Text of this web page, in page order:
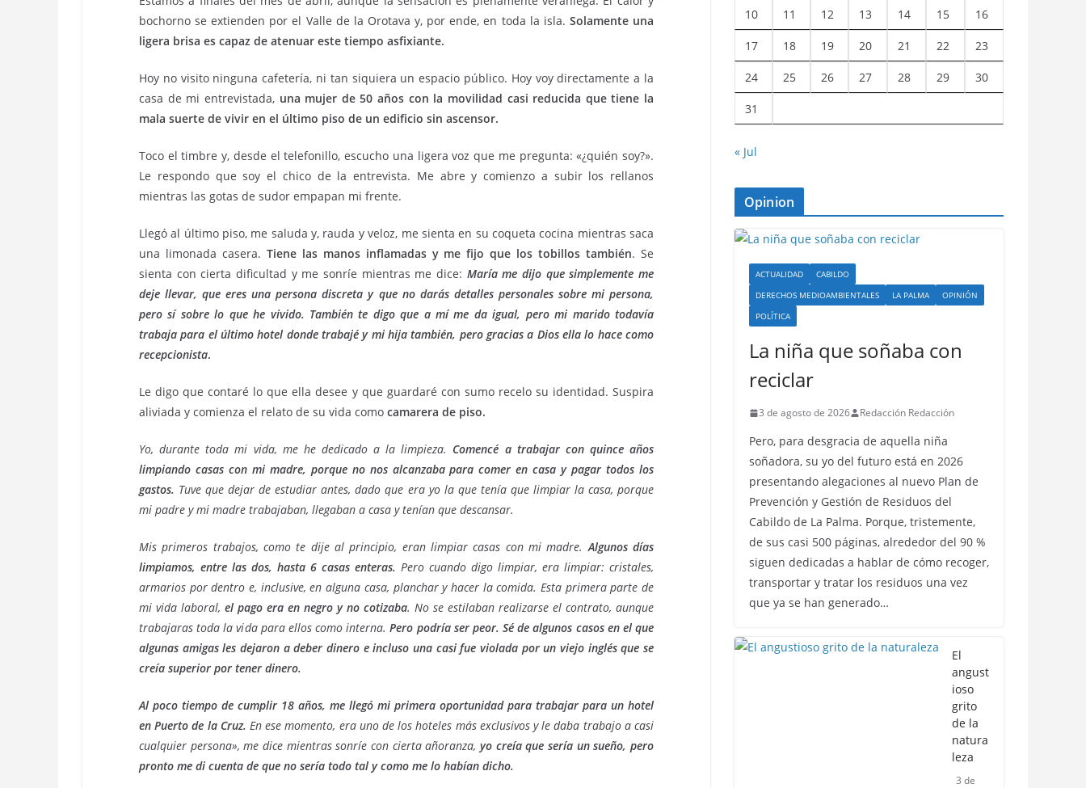
bochorno se extienden por el Valle de la Orotava y, por ende, en toda la isla. Solamente una
ligera brisa es capaz de atenuar este tiempo asfixiante.
Hoy no visito ninguna cafetería, ni tan siquiera un espacio público. Hoy voy directamente a la
casa de mi entrevistada, una mujer de 50 años con la movilidad casi reducida que tiene la
mala suerte de vivir en el último piso de un edificio sin ascensor.
Toco el timbre y, desde el telefonillo, escucho una ligera voz que me pregunta: «¿quién soy?».
Le respondo que soy el chico de la entrevista. Me abre y comienzo a subir los rellanos
mientras las gotas de sudor empapan mi frente.
Llegó al último piso, me saluda y, rauda y veloz, me sienta en su coqueta cocina mientras saca
una limonada casera. Tiene las manos inflamadas y me fijo que los tobillos también. Se
sienta con cierta dificultad y me sonríe mientras me dice: María me dijo que simplemente me
deje llevar, que eres una persona discreta y que no darás detalles personales sobre mi persona,
pero sí sobre lo que he vivido. También te digo que a mí me da igual, pero mi marido todavía
trabaja para el último hotel donde trabajé y mi hija también, pero gracias a Dios ella lo hace como
recepcionista.
Le digo que contaré lo que ella desee y que guardaré con sumo recelo su identidad. Suspira
aliviada y comienza el relato de su vida como camarera de piso.
Yo, durante toda mi vida, me he dedicado a la limpieza. Comencé a trabajar con quince años
limpiando casas con mi madre, porque no nos alcanzaba para comer en casa y pagar todos los
gastos. Tuve que dejar de estudiar antes, dado que era yo la que tenía que limpiar la casa, porque
mi padre y mi madre trabajaban, llegaban a casa y tenían que descansar.
Mis primeros trabajos, como te dije al principio, eran limpiar casas con mi madre.Algunos días
limpiamos, entre las dos, hasta 6 casas enteras. Pero cuando digo limpiar, era limpiar: cristales,
armarios por dentro e, inclusive, en alguna casa, planchar y hacer la comida. Esta primera parte de
mi vida laboral, el pago era en negro y no cotizaba. No se estilaban realizarse el contrato, aunque
trabajaras toda la vida para ellos como interna.Pero podría ser peor. Sé de algunos casos en el que
algunas amigas les dejaron a deber dinero e incluso una casi fue violada por un viejo inglés que se
creía superior por tener dinero.
Al poco tiempo de cumplir 18 años, me llegó mi primera oportunidad para trabajar para un hotel
en Puerto de la Cruz. En ese momento, era uno de los hoteles más exclusivos y le daba trabajo a casi
cualquier persona», me dice mientras sonríe con cierta añoranza, yo creía que sería un sueño, pero
pronto me di cuenta de que no sería todo tal y como me lo habían dicho.
10 11 12 13 14 15 16
17 18 19 20 21 22 23
24 25 26 27 28 29 30
31
« Jul
Opinion
ACTUALIDAD
CABILDO
DERECHOS MEDIOAMBIENTALES
LA PALMA
OPINIÓN
POLÍTICA
La niña que soñaba con
reciclar
3 de agosto de 2026 Redacción Redacción
Pero, para desgracia de aquella niña
soñadora, su yo del futuro está en 2026
presentando alegaciones al nuevo Plan de
Prevención y Gestión de Residuos del
Cabildo de La Palma. Porque, tristemente,
de sus casi 500 páginas, alrededor del 90 %
siguen dedicadas a hablar de cómo recoger,
transportar y tratar los residuos una vez
que ya se han generado…
El
angust
ioso
grito
de la
natura
leza
3 de